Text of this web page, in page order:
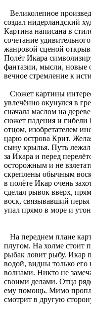
Великолепное
создал нидерландский
Картина написана в
сочетание
жанровой сценой
Полёт Икара
фантазии, мысли, новые
вечное стремление к
Сюжет картины
увлечённо окунулся в
сначала маслом на
сюжет падения и
отцом, изобретателем
царю острова Крит.
сыну крылья. Путь лежал
за Икара и перед
осторожным и не
скреплены обычным
в полёте Икар очень
сделал рывок вверх,
воск, связывавший
упал прямо в море и
На переднем плане
плугом. На холме стоит
рыбак ловит рыбу. Икар
водой, видны только его
волнами. Никто не
своими делами. Отца
ему помощь. Мимо
смотрит в другую